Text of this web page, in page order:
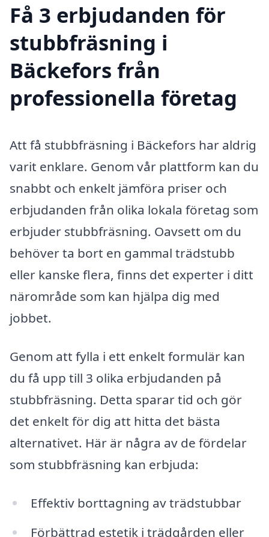
Få 3 erbjudanden för
stubbfräsning i
Bäckefors från
professionella företag
Att få stubbfräsning i Bäckefors har aldrig
varit enklare. Genom vår plattform kan du
snabbt och enkelt jämföra priser och
erbjudanden från olika lokala företag som
erbjuder stubbfräsning. Oavsett om du
behöver ta bort en gammal trädstubb
eller kanske flera, finns det experter i ditt
närområde som kan hjälpa dig med
jobbet.
Genom att fylla i ett enkelt formulär kan
du få upp till 3 olika erbjudanden på
stubbfräsning. Detta sparar tid och gör
det enkelt för dig att hitta det bästa
alternativet. Här är några av de fördelar
som stubbfräsning kan erbjuda:
Effektiv borttagning av trädstubbar
Förbättrad estetik i trädgården eller